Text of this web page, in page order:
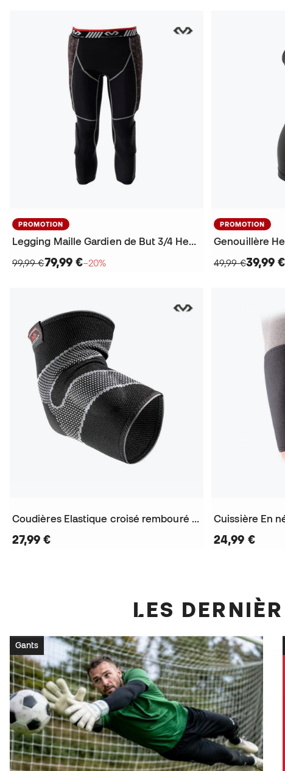
PROMOTION
Legging Maille Gardien de But 3/4 Hex Guard 2.0
99,99 €79,99 €−20%
PROMOTION
Genouillère
49,99 €39,99 €
Coudières Elastique croisé rembouré en gel
27,99 €
Cuissière En
24,99 €
LES
Gants